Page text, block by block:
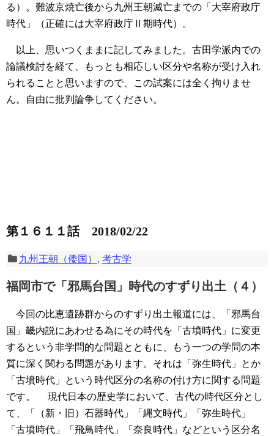
る）。難波京焼亡後から九州王朝滅亡までの「大宰府政庁
時代」（正確には大宰府政庁Ⅱ期時代）。
以上、思いつくままに記してみました。古田学派内での
論議検討を経て、もっとも相応しい区分や名称が受け入れ
られることと思いますので、この試案には全く拘りませ
ん。自由に批判論争してください。
第１６１１話 2018/02/22
九州王朝（倭国） , 考古学
福岡市で「邪馬台国」時代のすずり出土（４）
今回の比恵遺跡群からのすずり出土報道には、「邪馬台
国」畿内説にあわせる為にその時代を「古墳時代」に変更
するという非学問的な問題とともに、もう一つの学問の本
質に深く関わる問題があります。それは「弥生時代」とか
「古墳時代」という時代区分の名称の付け方に関する問題
です。
現代日本の歴史学において、古代の時代区分とし
て、「（新・旧）石器時代」「縄文時代」「弥生時代」
「古墳時代」「飛鳥時代」「奈良時代」などという区分名